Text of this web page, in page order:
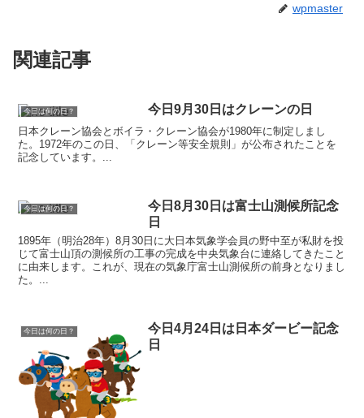
wpmaster
関連記事
今日は何の日？ 今日9月30日はクレーンの日
日本クレーン協会とボイラ・クレーン協会が1980年に制定しまし
た。1972年のこの日、「クレーン等安全規則」が公布されたことを
記念しています。...
今日は何の日？
今日8月30日は富士山測候所記念
日
1895年（明治28年）8月30日に大日本気象学会員の野中至が私財を投
じて富士山頂の測候所の工事の完成を中央気象台に連絡してきたこと
に由来します。これが、現在の気象庁富士山測候所の前身となりまし
た。...
今日は何の日？
今日4月24日は日本ダービー記念
日